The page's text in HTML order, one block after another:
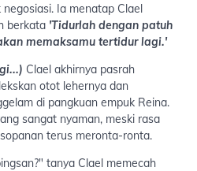
Ia menatap Clael
berkata 'Tidurlah dengan patuh
memaksamu tertidur lagi.'
Clael akhirnya pasrah
otot lehernya dan
di pangkuan empuk Reina.
sangat nyaman, meski rasa
terus meronta-ronta.
tanya Clael memecah